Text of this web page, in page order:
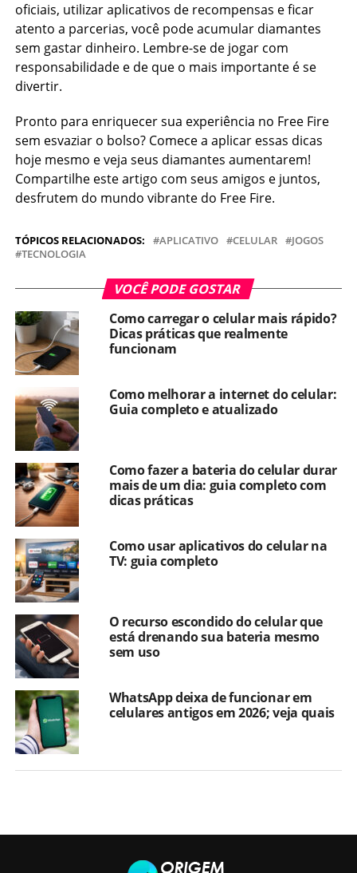
oficiais, utilizar aplicativos de recompensas e ficar
atento a parcerias, você pode acumular diamantes
sem gastar dinheiro. Lembre-se de jogar com
responsabilidade e de que o mais importante é se
divertir.
Pronto para enriquecer sua experiência no Free Fire
sem esvaziar o bolso? Comece a aplicar essas dicas
hoje mesmo e veja seus diamantes aumentarem!
Compartilhe este artigo com seus amigos e juntos,
desfrutem do mundo vibrante do Free Fire.
TÓPICOS RELACIONADOS: APLICATIVO CELULAR
JOGOS
TECNOLOGIA
VOCÊ PODE GOSTAR
Como carregar o celular mais rápido?
Dicas práticas que realmente
funcionam
Como melhorar a internet do celular:
Guia completo e atualizado
Como fazer a bateria do celular durar
mais de um dia: guia completo com
dicas práticas
Como usar aplicativos do celular na
TV: guia completo
O recurso escondido do celular que
está drenando sua bateria mesmo
sem uso
WhatsApp deixa de funcionar em
celulares antigos em 2026; veja quais